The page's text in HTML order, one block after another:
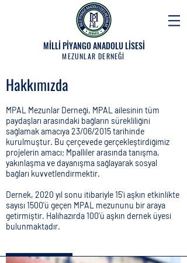
MİLLİ PİYANGO ANADOLU LİSESİ
MEZUNLAR DERNEĞİ
Hakkımızda
MPAL Mezunlar Derneği, MPAL ailesinin tüm
paydaşları arasındaki bağların sürekliliğini
sağlamak amacıya 23/06/2015 tarihinde
kurulmuştur. Bu çerçevede gerçekleştirdiğimiz
projelerin amacı; Mpalliler arasında tanışma,
yakınlaşma ve dayanışma sağlayarak sosyal
bağları kuvvetlendirmektir.
Dernek, 2020 yıl sonu itibariyle 15'i aşkın etkinlikte
sayısı 1500'ü geçen MPAL mezununu bir araya
getirmiştir. Halihazırda 100'ü aşkın dernek üyesi
bulunmaktadır.